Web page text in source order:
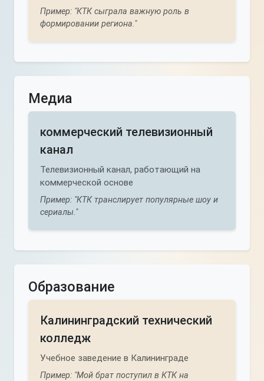
Пример: "КТК сыграла важную роль в
формировании региона."
Медиа
коммерческий телевизионный
канал
Телевизионный канал, работающий на
коммерческой основе
Пример: "КТК транслирует популярные шоу и
сериалы."
Образование
Калининградский технический
колледж
Учебное заведение в Калининграде
Пример: "Мой брат поступил в КТК на